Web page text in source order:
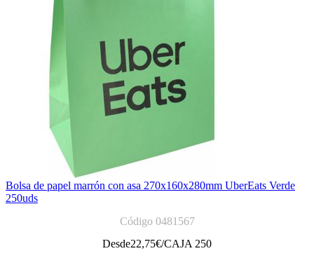
Bolsa de papel marrón con asa 270x160x280mm UberEats Verde
250uds
Código 0481567
Desde22,75€/CAJA 250